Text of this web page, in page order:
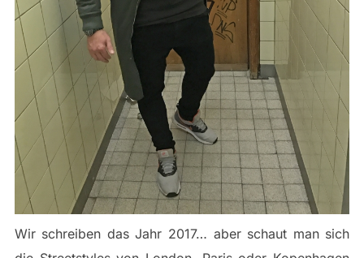
Wir schreiben das Jahr 2017… aber schaut man sich